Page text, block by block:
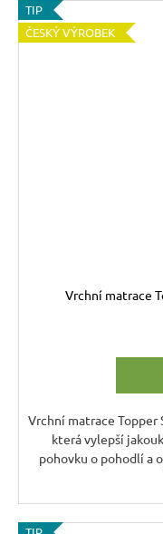
TIP
ČESKÝ VÝROBEK
Vrchní matrace
Vrchní matrace Topper
která vylepší
pohovku o pohodlí a